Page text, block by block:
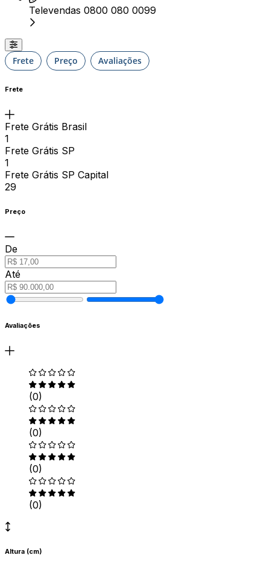
Televendas 0800 080 0099
Frete Preço Avaliações
Frete
Frete Grátis Brasil
1
Frete Grátis SP
1
Frete Grátis SP Capital
29
Preço
De
Até
Avaliações
(0)
(0)
(0)
(0)
Altura (cm)